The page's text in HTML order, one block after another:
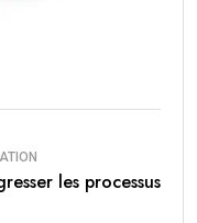
les processus